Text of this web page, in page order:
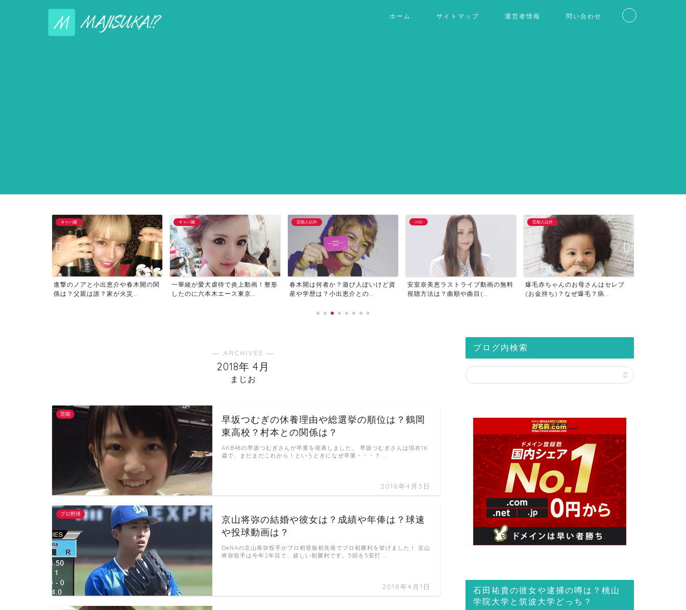
ホーム サイトマップ 運営者情報 問い合わせ
キャバ嬢
進撃のノアと小出恵介や春木開の関
係は？父親は誰？家が火災...
キャバ嬢
一華綾が愛犬虐待で炎上動画！整形
したのに六本木エース東京...
芸能人以外
春木開は何者か？遊び人ぽいけど資
産や学歴は？小出恵介との...
VOD
安室奈美恵ラストライブ動画の無料
視聴方法は？曲順や曲目(...
芸能人以外
爆毛赤ちゃんのお母さんはセレブ
(お金持ち)？なぜ爆毛？病...
― ARCHIVES ―
2018年 4月
まじお
芸能
早坂つむぎの休養理由や総選挙の順位は？鶴岡
東高校？村本との関係は？
2018年4月3日
AKB48の早坂つむぎさんが卒業を発表しました。 早坂つむぎさんは現在16
歳で、まだまだこれから！というときになぜ卒業・・・？ …
プロ野球
京山将弥の結婚や彼女は？成績や年俸は？球速
や投球動画は？
2018年4月1日
DeNAの京山将弥投手がプロ初登板初先発でプロ初勝利を挙げました！ 京山
将弥投手は今年2年目で、嬉しい初勝利です。5回を5安打 …
ブログ内検索
石田祐貴の彼女や逮捕の噂は？桃山
学院大学と筑波大学どっち？